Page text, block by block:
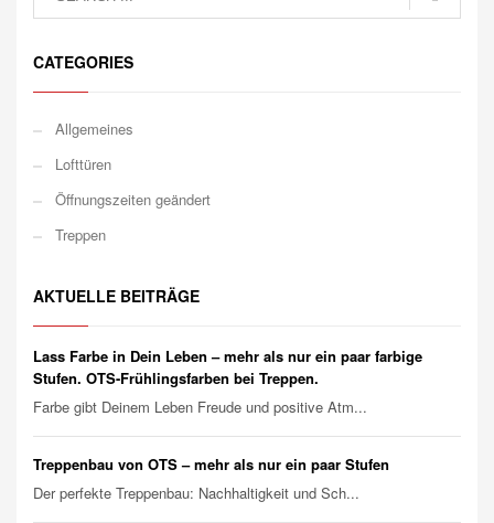
CATEGORIES
Allgemeines
Lofttüren
Öffnungszeiten geändert
Treppen
AKTUELLE BEITRÄGE
Lass Farbe in Dein Leben – mehr als nur ein paar farbige
Stufen. OTS-Frühlingsfarben bei Treppen.
Farbe gibt Deinem Leben Freude und positive Atm...
Treppenbau von OTS – mehr als nur ein paar Stufen
Der perfekte Treppenbau: Nachhaltigkeit und Sch...